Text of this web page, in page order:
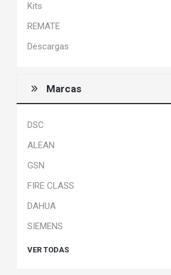
Kits
REMATE
Descargas
Marcas
DSC
ALEAN
GSN
FIRE CLASS
DAHUA
SIEMENS
VER TODAS